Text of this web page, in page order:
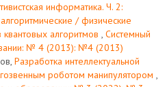
информатика. Ч. 2:
/ физические
алгоритмов , Системный
№ 4 (2013): №4 (2013)
Разработка интеллектуальной
роботом манипулятором ,